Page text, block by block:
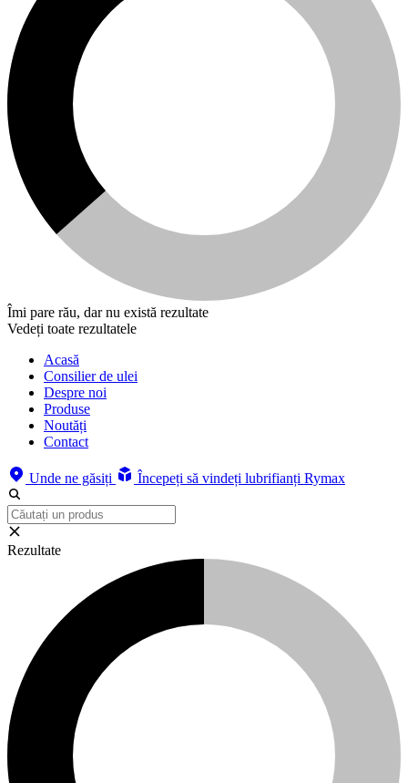
Îmi pare rău, dar nu există rezultate
Vedeți toate rezultatele
Acasă
Consilier de ulei
Despre noi
Produse
Noutăți
Contact
Unde ne găsiți Începeți să vindeți lubrifianți Rymax
Rezultate